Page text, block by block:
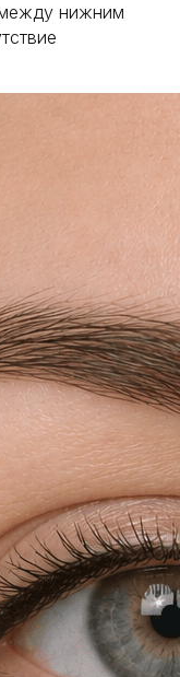
нижним